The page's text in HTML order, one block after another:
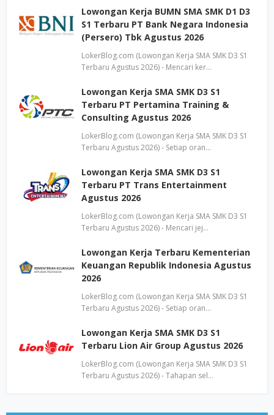
Lowongan Kerja BUMN SMA SMK D1 D3
S1 Terbaru PT Bank Negara Indonesia
(Persero) Tbk Agustus 2026
LokerBlog.com (Lowongan Kerja SMA SMK D3 S1
Terbaru Agustus 2026) - Mencari ker…
Lowongan Kerja SMA SMK D3 S1
Terbaru PT Pertamina Training &
Consulting Agustus 2026
LokerBlog.com (Lowongan Kerja SMA SMK D3 S1
Terbaru Agustus 2026) - Setiap oran…
Lowongan Kerja SMA SMK D3 S1
Terbaru PT Trans Entertainment
Agustus 2026
LokerBlog.com (Lowongan Kerja SMA SMK D3 S1
Terbaru Agustus 2026) - Mencari jej…
Lowongan Kerja Terbaru Kementerian
Keuangan Republik Indonesia Agustus
2026
LokerBlog.com (Lowongan Kerja SMA SMK D3 S1
Terbaru Agustus 2026) - Setiap oran…
Lowongan Kerja SMA SMK D3 S1
Terbaru Lion Air Group Agustus 2026
LokerBlog.com (Lowongan Kerja SMA SMK D3 S1
Terbaru Agustus 2026) - Tahapan sel…